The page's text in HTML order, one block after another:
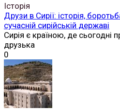
Історія
Друзи в Сирії: історія,
сучасній сирійській державі
Сирія є країною, де сьогодні
друзька
0